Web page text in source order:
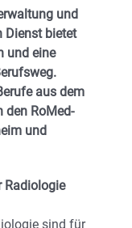
und
Dienst bietet
und eine
aus dem
den RoMed-
und
sind für